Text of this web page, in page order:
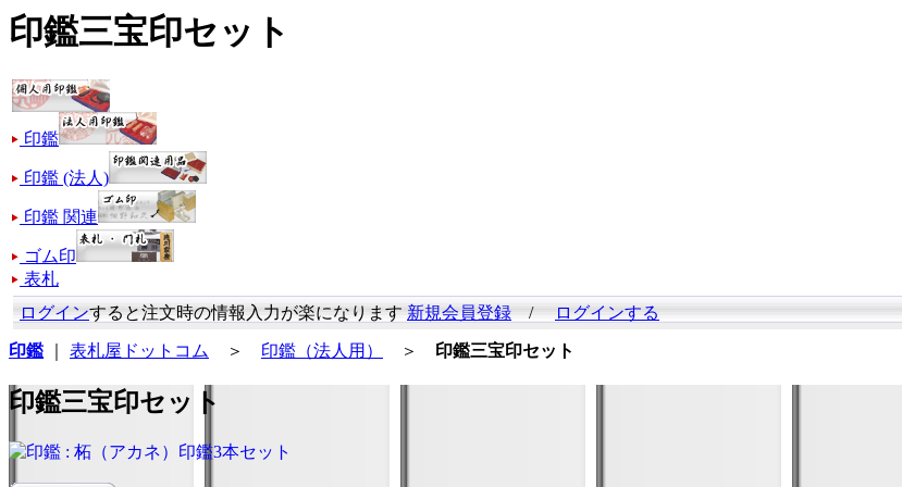
印鑑三宝印セット
印鑑
印鑑 (法人)
印鑑 関連
ゴム印
表札
ログインすると注文時の情報入力が楽になります新規会員登録/ログインする
印鑑 表札屋ドットコム ＞ 印鑑（法人用） ＞ 印鑑三宝印セット
印鑑三宝印セット